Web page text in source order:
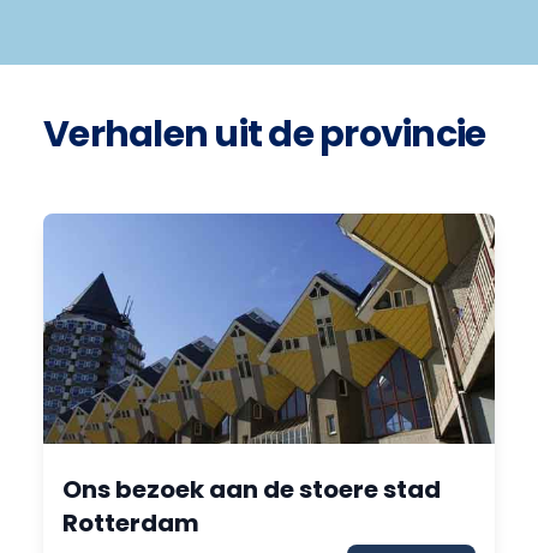
Verhalen uit de provincie
Ons bezoek aan de stoere stad
Rotterdam